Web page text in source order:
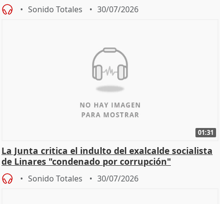
Sonido Totales 30/07/2026
01:31
La Junta critica el indulto del exalcalde socialista
de Linares "condenado por corrupción"
Sonido Totales 30/07/2026